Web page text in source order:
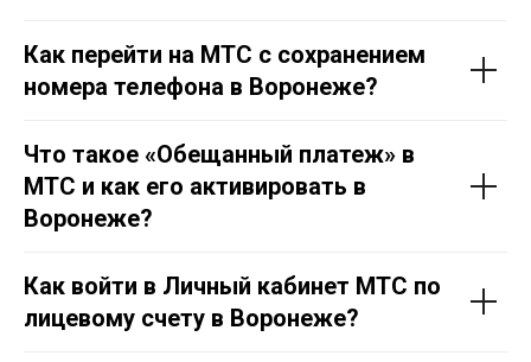
Как перейти на МТС с сохранением
номера телефона в Воронеже?
Что такое «Обещанный платеж» в
МТС и как его активировать в
Воронеже?
Как войти в Личный кабинет МТС по
лицевому счету в Воронеже?